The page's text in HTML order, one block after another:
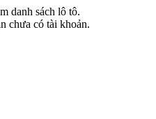
danh sách lô tô.
chưa có tài khoản.